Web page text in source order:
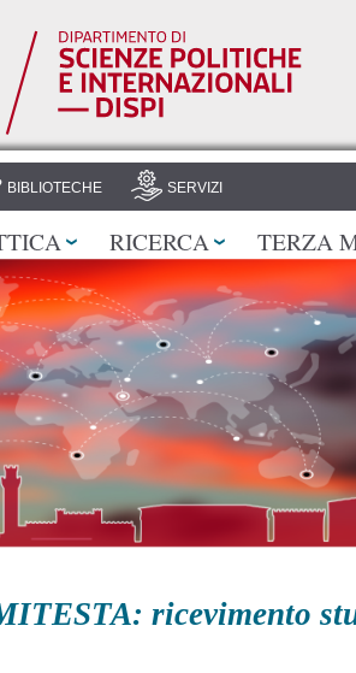
BIBLIOTECHE SERVIZI
RICERCA TERZA
ricevimento